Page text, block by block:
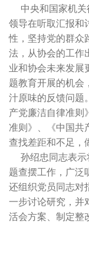
中央和国家机关
领导在听取汇报和
性，坚持党的群众
法，从协会的工作
业和协会未来发展
题教育开展的机会
汁原味的反馈问题
产党廉洁自律准则
准则》、《中国共
查找差距和不足，
孙绍忠同志表示
题查摆工作，广泛
还组织党员同志对
一步讨论研究，并
活会方案、制定整